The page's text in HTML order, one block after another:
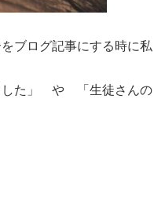
ブログ記事にする時に私
した」 や 「生徒さんの